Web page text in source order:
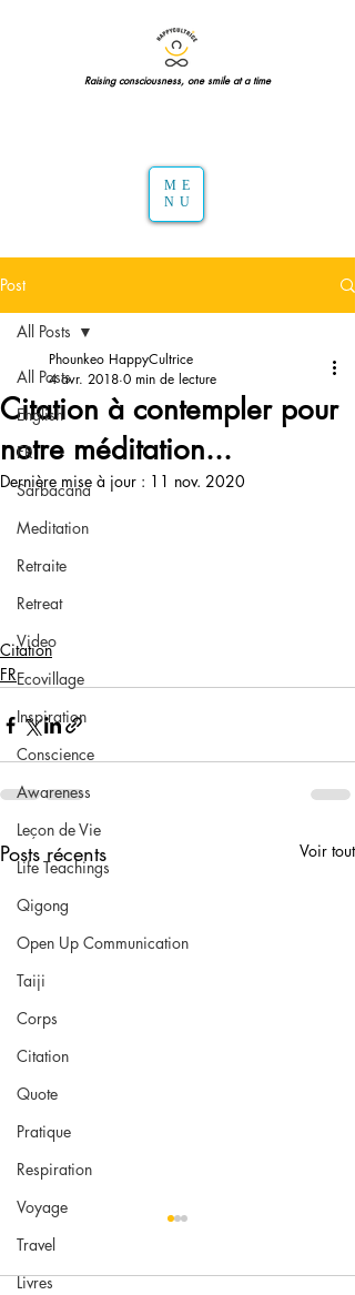
Raising consciousness, one smile at a time
ME
NU
Post
All Posts
English
FR
Sarbacana
Meditation
Retraite
Retreat
Video
Ecovillage
Inspiration
Conscience
Awareness
Leçon de Vie
Life Teachings
Qigong
Open Up Communication
Taiji
Corps
Citation
Quote
Pratique
Respiration
Voyage
Travel
Livres
All Posts
Citation à contempler pour
notre méditation...
Phounkeo HappyCultrice
4 avr. 2018 0 min de lecture
Dernière mise à jour : 11 nov. 2020
Citation
FR
Posts récents Voir tout